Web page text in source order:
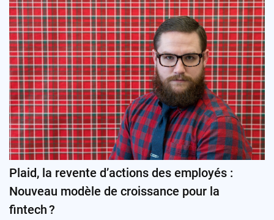
Plaid, la revente d’actions des employés :
Nouveau modèle de croissance pour la
fintech ?